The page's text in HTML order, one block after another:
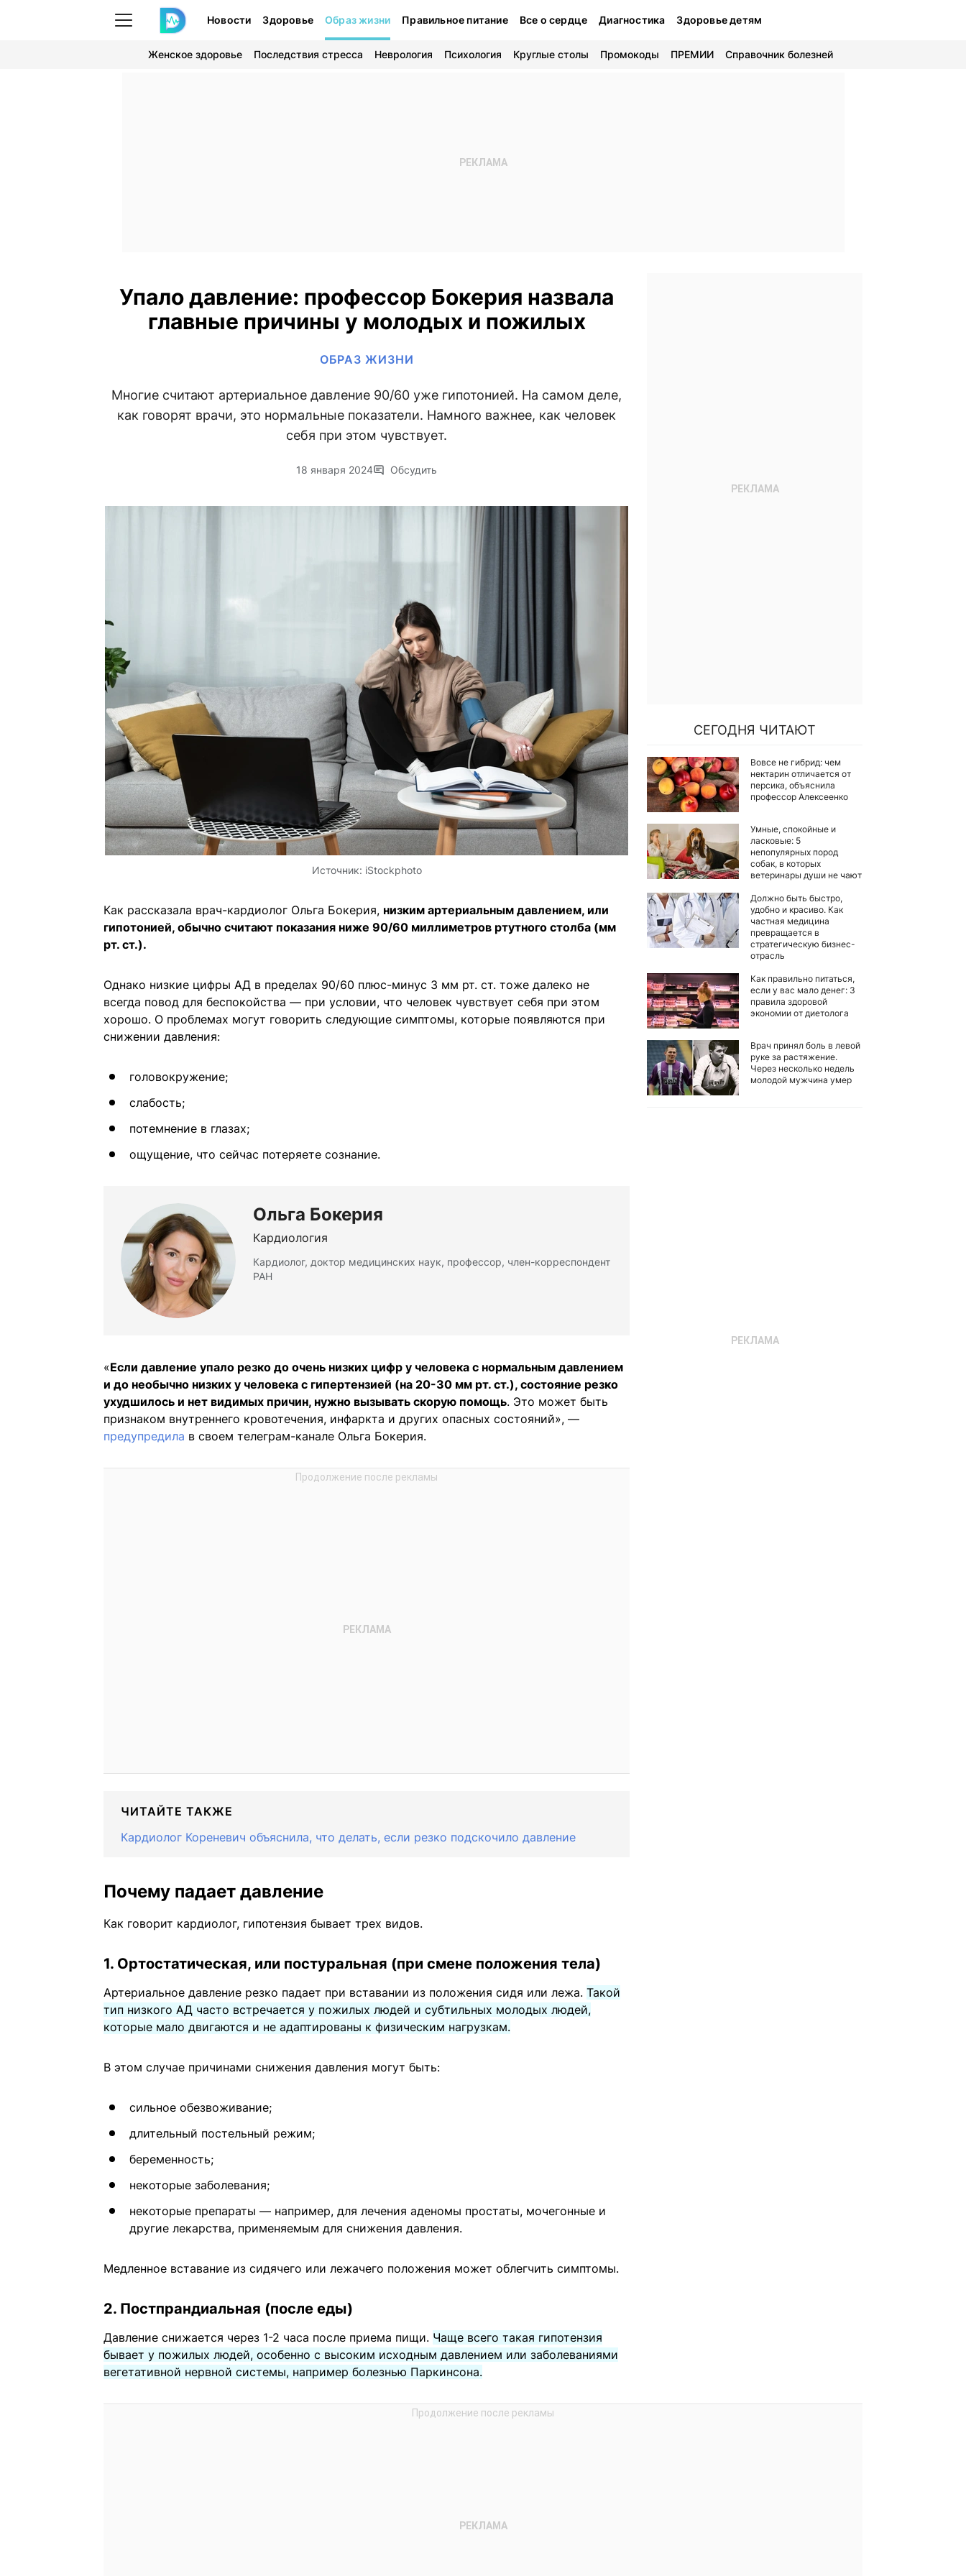
Новости Здоровье Образ жизни Правильное питание Все о сердце Диагностика Здоровье детям
Женское здоровье Последствия стресса Неврология Психология Круглые столы Промокоды ПРЕМИИ Справочник болезней
Упало давление: профессор Бокерия назвала
главные причины у молодых и пожилых
ОБРАЗ ЖИЗНИ
Многие считают артериальное давление 90/60 уже гипотонией. На самом деле,
как говорят врачи, это нормальные показатели. Намного важнее, как человек
себя при этом чувствует.
18 января 2024 Обсудить
Источник: iStockphoto
Как рассказала врач-кардиолог Ольга Бокерия, низким артериальным давлением, или
гипотонией, обычно считают показания ниже 90/60 миллиметров ртутного столба (мм
рт. ст.).
Однако низкие цифры АД в пределах 90/60 плюс-минус 3 мм рт. ст. тоже далеко не
всегда повод для беспокойства — при условии, что человек чувствует себя при этом
хорошо. О проблемах могут говорить следующие симптомы, которые появляются при
снижении давления:
головокружение;
слабость;
потемнение в глазах;
ощущение, что сейчас потеряете сознание.
Ольга Бокерия
Кардиология
Кардиолог, доктор медицинских наук, профессор, член-корреспондент
РАН
«Если давление упало резко до очень низких цифр у человека с нормальным давлением
и до необычно низких у человека с гипертензией (на 20-30 мм рт. ст.), состояние резко
ухудшилось и нет видимых причин, нужно вызывать скорую помощь. Это может быть
признаком внутреннего кровотечения, инфаркта и других опасных состояний», —
предупредила в своем телеграм-канале Ольга Бокерия.
ЧИТАЙТЕ ТАКЖЕ
Кардиолог Кореневич объяснила, что делать, если резко подскочило давление
Почему падает давление
Как говорит кардиолог, гипотензия бывает трех видов.
1. Ортостатическая, или постуральная (при смене положения тела)
Артериальное давление резко падает при вставании из положения сидя или лежа. Такой
тип низкого АД часто встречается у пожилых людей и субтильных молодых людей,
которые мало двигаются и не адаптированы к физическим нагрузкам.
В этом случае причинами снижения давления могут быть:
сильное обезвоживание;
длительный постельный режим;
беременность;
некоторые заболевания;
некоторые препараты — например, для лечения аденомы простаты, мочегонные и
другие лекарства, применяемым для снижения давления.
Медленное вставание из сидячего или лежачего положения может облегчить симптомы.
2. Постпрандиальная (после еды)
Давление снижается через 1-2 часа после приема пищи. Чаще всего такая гипотензия
бывает у пожилых людей, особенно с высоким исходным давлением или заболеваниями
вегетативной нервной системы, например болезнью Паркинсона.
СЕГОДНЯ ЧИТАЮТ
Вовсе не гибрид: чем
нектарин отличается от
персика, объяснила
профессор Алексеенко
Умные, спокойные и
ласковые: 5
непопулярных пород
собак, в которых
ветеринары души не чают
Должно быть быстро,
удобно и красиво. Как
частная медицина
превращается в
стратегическую бизнес-
отрасль
Как правильно питаться,
если у вас мало денег: 3
правила здоровой
экономии от диетолога
Врач принял боль в левой
руке за растяжение.
Через несколько недель
молодой мужчина умер